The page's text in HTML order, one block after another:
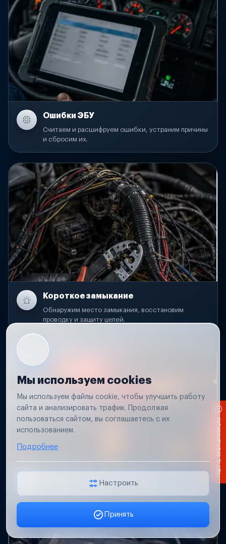
Ошибки ЭБУ
Считаем и расшифруем ошибки, устраним причины
и сбросим их.
Короткое замыкание
Обнаружим место замыкания, восстановим
проводку и защиту цепей.
Мы используем cookies
Мы используем файлы cookie, чтобы улучшить работу
сайта и анализировать трафик. Продолжая
пользоваться сайтом, вы соглашаетесь с их
использованием.
Подробнее
Настроить
Принять
Заявка онлайн
Чат с механиком